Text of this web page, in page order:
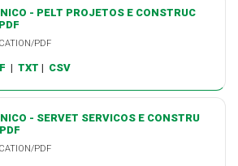
- PELT PROJETOS E CONSTRUC
PDF
| TXT | CSV
- SERVET SERVICOS E CONSTRU
PDF